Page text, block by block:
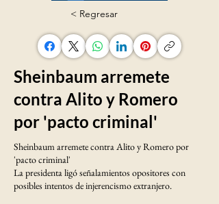
< Regresar
Sheinbaum arremete
contra Alito y Romero
por 'pacto criminal'
Sheinbaum arremete contra Alito y Romero por
'pacto criminal'
La presidenta ligó señalamientos opositores con
posibles intentos de injerencismo extranjero.